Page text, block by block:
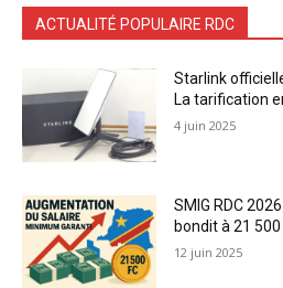
ACTUALITÉ POPULAIRE RDC
Starlink
La tarification
4 juin 2025
SMIG RDC
bondit à 21
12 juin 2025